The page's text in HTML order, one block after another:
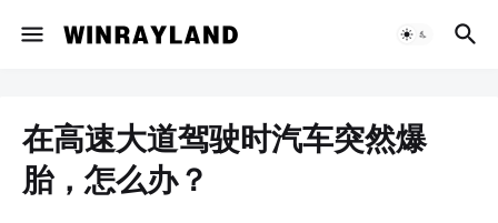
在高速大道驾驶时汽车突然爆
胎，怎么办？